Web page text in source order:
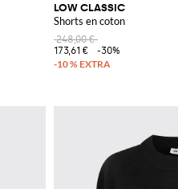
LOW CLASSIC
Shorts en coton
248,00 €
173,61 €
-30%